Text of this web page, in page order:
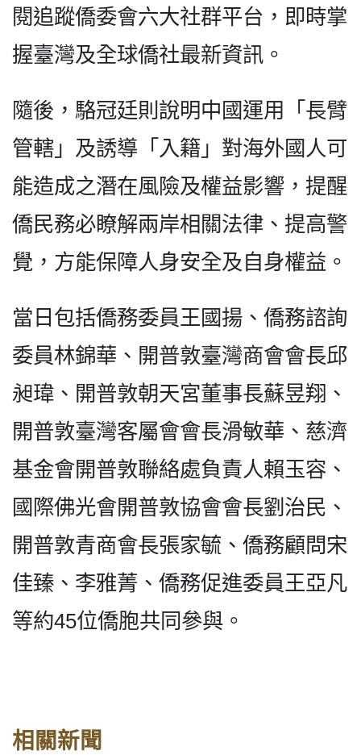
閱追蹤僑委會六大社群平台，即時掌
握臺灣及全球僑社最新資訊。
隨後，駱冠廷則說明中國運用「長臂
管轄」及誘導「入籍」對海外國人可
能造成之潛在風險及權益影響，提醒
僑民務必瞭解兩岸相關法律、提高警
覺，方能保障人身安全及自身權益。
當日包括僑務委員王國揚、僑務諮詢
委員林錦華、開普敦臺灣商會會長邱
昶瑋、開普敦朝天宮董事長蘇昱翔、
開普敦臺灣客屬會會長滑敏華、慈濟
基金會開普敦聯絡處負責人賴玉容、
國際佛光會開普敦協會會長劉治民、
開普敦青商會長張家毓、僑務顧問宋
佳臻、李雅菁、僑務促進委員王亞凡
等約45位僑胞共同參與。
相關新聞